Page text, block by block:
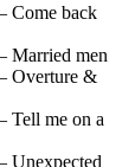
Come back
men
Overture &
me on a